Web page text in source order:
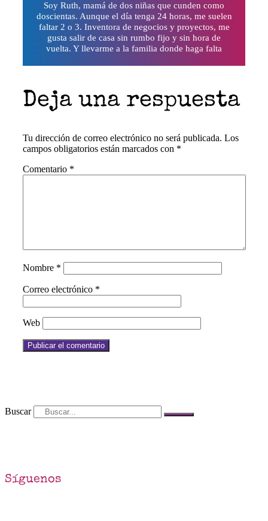
Soy Ruth, mamá de dos niñas que cunden como
doscientas. Aunque el día tenga 24 horas, me suelen
faltar 2 o 3. Inventora de negocios y proyectos, me
gusta salir de casa sin rumbo fijo y sin hora de
vuelta. Y llevarme a la familia donde haga falta
Deja una respuesta
Tu dirección de correo electrónico no será publicada. Los
campos obligatorios están marcados con *
Comentario *
Nombre *
Correo electrónico *
Web
Buscar
Síguenos